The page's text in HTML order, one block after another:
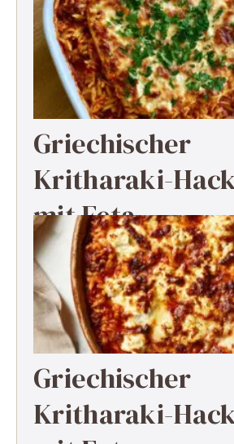
Griechischer
Kritharaki-
mit Feta
Griechischer
Kritharaki-